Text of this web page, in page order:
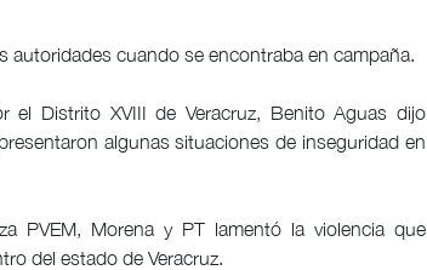
autoridades cuando se encontraba en campaña.
el Distrito XVIII de Veracruz, Benito Aguas dijo
algunas situaciones de inseguridad en
PVEM, Morena y PT lamentó la violencia que
del estado de Veracruz.